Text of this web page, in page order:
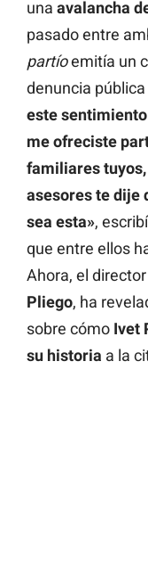
una avalancha
pasado entre
partíoemitía un
denuncia
este
me ofreciste
familiares
asesores te dije
sea esta»,
que entre ellos
Ahora, el
Pliego, ha
sobre cómo Ivet
su historia a la